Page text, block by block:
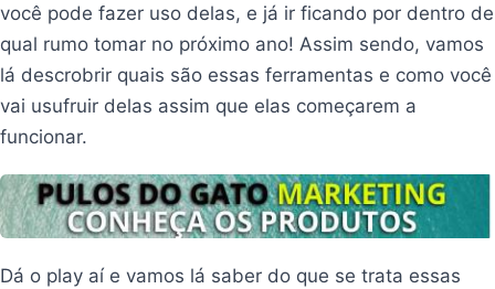
você pode fazer uso delas, e já ir ficando por dentro de
qual rumo tomar no próximo ano! Assim sendo, vamos
lá descrobrir quais são essas ferramentas e como você
vai usufruir delas assim que elas começarem a
funcionar.
Dá o play aí e vamos lá saber do que se trata essas